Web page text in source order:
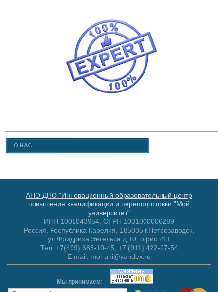
АНО ДПО "Инновационный образовательный центр
повышения квалификации и переподготовки "Мой
университет"
ИНН 1001043954, ОГРН 1031000006289
Россия, Республика Карелия, 185035 г.Петрозаводск,
ул.Фридриха Энгельса д.10, офис 211
Тел: +7(499) 685-10-45, +7 (911) 422-27-54
E-mail: moi-uni@yandex.ru
Мы принимаем: